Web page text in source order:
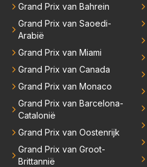
Grand Prix van Bahrein
Grand Prix van Saoedi-
Arabië
Grand Prix van Miami
Grand Prix van Canada
Grand Prix van Monaco
Grand Prix van Barcelona-
Catalonië
Grand Prix van Oostenrijk
Grand Prix van Groot-
Brittannië